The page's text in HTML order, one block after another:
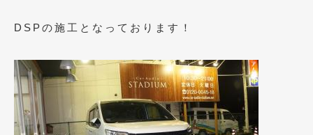
2023年4月(1)
2022年12月(1)
2022年10月(2)
DSPの施工となっております！